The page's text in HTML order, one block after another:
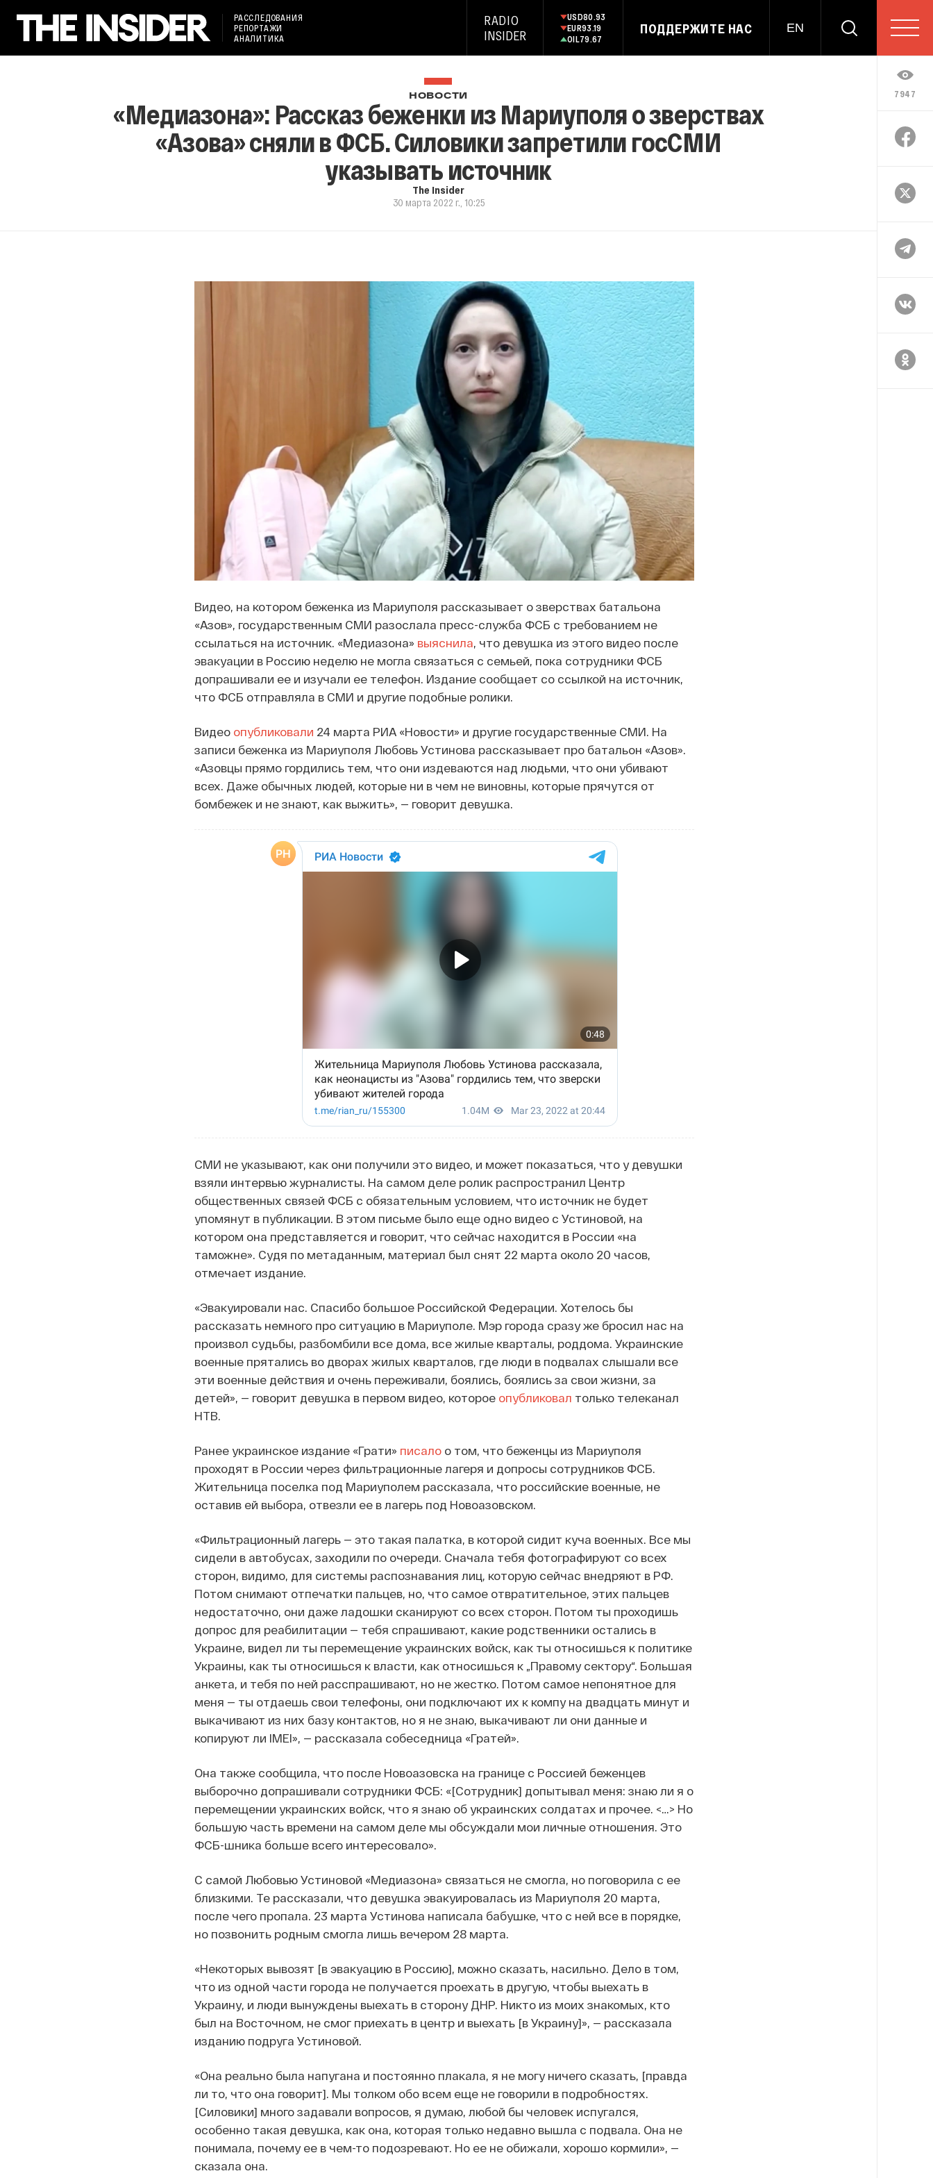
РАССЛЕДОВАНИЯ
РЕПОРТАЖИ
АНАЛИТИКА
RADIO
INSIDER
USD80.93
EUR93.19
OIL79.67
ПОДДЕРЖИТЕ НАС EN
7947
НОВОСТИ
«Медиазона»: Рассказ беженки из Мариуполя о зверствах
«Азова» сняли в ФСБ. Силовики запретили госСМИ
указывать источник
The Insider
30 марта 2022 г., 10:25
Видео, на котором беженка из Мариуполя рассказывает о зверствах батальона
«Азов», государственным СМИ разослала пресс-служба ФСБ с требованием не
ссылаться на источник. «Медиазона» выяснила, что девушка из этого видео после
эвакуации в Россию неделю не могла связаться с семьей, пока сотрудники ФСБ
допрашивали ее и изучали ее телефон. Издание сообщает со ссылкой на источник,
что ФСБ отправляла в СМИ и другие подобные ролики.
Видео опубликовали 24 марта РИА «Новости» и другие государственные СМИ. На
записи беженка из Мариуполя Любовь Устинова рассказывает про батальон «Азов».
«Азовцы прямо гордились тем, что они издеваются над людьми, что они убивают
всех. Даже обычных людей, которые ни в чем не виновны, которые прячутся от
бомбежек и не знают, как выжить», — говорит девушка.
СМИ не указывают, как они получили это видео, и может показаться, что у девушки
взяли интервью журналисты. На самом деле ролик распространил Центр
общественных связей ФСБ с обязательным условием, что источник не будет
упомянут в публикации. В этом письме было еще одно видео с Устиновой, на
котором она представляется и говорит, что сейчас находится в России «на
таможне». Судя по метаданным, материал был снят 22 марта около 20 часов,
отмечает издание.
«Эвакуировали нас. Спасибо большое Российской Федерации. Хотелось бы
рассказать немного про ситуацию в Мариуполе. Мэр города сразу же бросил нас на
произвол судьбы, разбомбили все дома, все жилые кварталы, роддома. Украинские
военные прятались во дворах жилых кварталов, где люди в подвалах слышали все
эти военные действия и очень переживали, боялись, боялись за свои жизни, за
детей», — говорит девушка в первом видео, которое опубликовал только телеканал
НТВ.
Ранее украинское издание «Грати» писалоо том, что беженцы из Мариуполя
проходят в России через фильтрационные лагеря и допросы сотрудников ФСБ.
Жительница поселка под Мариуполем рассказала, что российские военные, не
оставив ей выбора, отвезли ее в лагерь под Новоазовском.
«Фильтрационный лагерь — это такая палатка, в которой сидит куча военных. Все мы
сидели в автобусах, заходили по очереди. Сначала тебя фотографируют со всех
сторон, видимо, для системы распознавания лиц, которую сейчас внедряют в РФ.
Потом снимают отпечатки пальцев, но, что самое отвратительное, этих пальцев
недостаточно, они даже ладошки сканируют со всех сторон. Потом ты проходишь
допрос для реабилитации — тебя спрашивают, какие родственники остались в
Украине, видел ли ты перемещение украинских войск, как ты относишься к политике
Украины, как ты относишься к власти, как относишься к „Правому сектору“. Большая
анкета, и тебя по ней расспрашивают, но не жестко. Потом самое непонятное для
меня — ты отдаешь свои телефоны, они подключают их к компу на двадцать минут и
выкачивают из них базу контактов, но я не знаю, выкачивают ли они данные и
копируют ли IMEI», — рассказала собеседница «Гратей».
Она также сообщила, что после Новоазовска на границе с Россией беженцев
выборочно допрашивали сотрудники ФСБ: «[Сотрудник] допытывал меня: знаю ли я о
перемещении украинских войск, что я знаю об украинских солдатах и прочее. <…> Но
большую часть времени на самом деле мы обсуждали мои личные отношения. Это
ФСБ-шника больше всего интересовало».
С самой Любовью Устиновой «Медиазона» связаться не смогла, но поговорила с ее
близкими. Те рассказали, что девушка эвакуировалась из Мариуполя 20 марта,
после чего пропала. 23 марта Устинова написала бабушке, что с ней все в порядке,
но позвонить родным смогла лишь вечером 28 марта.
«Некоторых вывозят [в эвакуацию в Россию], можно сказать, насильно. Дело в том,
что из одной части города не получается проехать в другую, чтобы выехать в
Украину, и люди вынуждены выехать в сторону ДНР. Никто из моих знакомых, кто
был на Восточном, не смог приехать в центр и выехать [в Украину]», — рассказала
изданию подруга Устиновой.
«Она реально была напугана и постоянно плакала, я не могу ничего сказать, [правда
ли то, что она говорит]. Мы толком обо всем еще не говорили в подробностях.
[Силовики] много задавали вопросов, я думаю, любой бы человек испугался,
особенно такая девушка, как она, которая только недавно вышла с подвала. Она не
понимала, почему ее в чем-то подозревают. Но ее не обижали, хорошо кормили», —
сказала она.